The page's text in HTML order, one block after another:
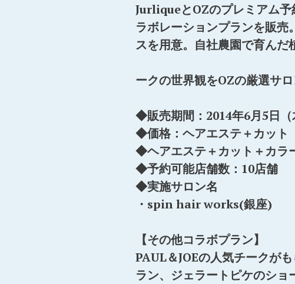
JurliqueとOZのプレミアム予
ラボレーションプランを販
スを用意。自社農園で育んだ
ークの世界観をOZの厳選サロ
◆販売期間：2014年6月5日（
◆価格：ヘアエステ＋カッ
◆ヘアエステ＋カット＋カ
◆予約可能店舗数：10店舗
◆実施サロン名
・spin hair works(銀座)
【その他コラボプラン】
PAUL＆JOEの人気チークが
ラン、ジェラートピケのシ